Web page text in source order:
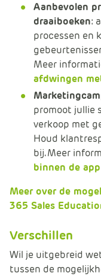
Aanbevolen
draaiboeken:
processen en
Meer
afdwingen
promoot jullie
verkoop met
Houd
bij. Meer
binnen de
Meer over de
365 Sales
Verschillen
Wil je uitgebreid
tussen de